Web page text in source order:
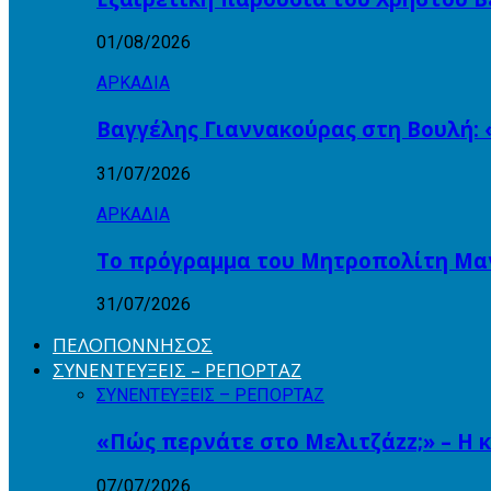
01/08/2026
ΑΡΚΑΔΙΑ
Βαγγέλης Γιαννακούρας στη Βουλή:
31/07/2026
ΑΡΚΑΔΙΑ
Το πρόγραμμα του Μητροπολίτη
31/07/2026
ΠΕΛΟΠΟΝΝΗΣΟΣ
ΣΥΝΕΝΤΕΥΞΕΙΣ – ΡΕΠΟΡΤΑΖ
ΣΥΝΕΝΤΕΥΞΕΙΣ – ΡΕΠΟΡΤΑΖ
«Πώς περνάτε στο Μελιτζάzz;» – Η
07/07/2026